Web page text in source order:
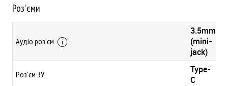
Роз'єми
Аудіо роз'єм
3.5mm
(mini-
jack)
Роз'єм ЗУ
Type-
C